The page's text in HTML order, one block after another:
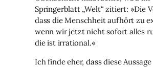
Springerblatt „Welt“ zitiert: »Die
dass die Menschheit aufhört zu
wenn wir jetzt nicht sofort alles
die ist irrational.«
Ich finde eher, dass diese Aussage